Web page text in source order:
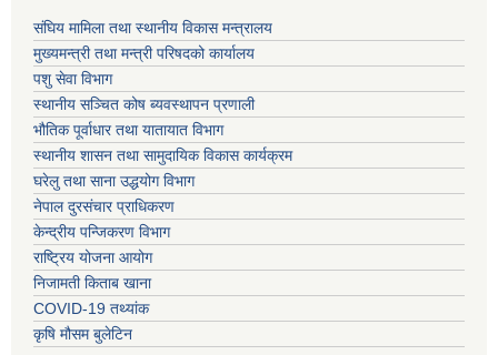
संघिय मामिला तथा स्थानीय विकास मन्त्रालय
मुख्यमन्त्री तथा मन्त्री परिषदको कार्यालय
पशु सेवा विभाग
स्थानीय सञ्चित कोष ब्यवस्थापन प्रणाली
भौतिक पूर्वाधार तथा यातायात विभाग
स्थानीय शासन तथा सामुदायिक विकास कार्यक्रम
घरेलु तथा साना उद्धयोग विभाग
नेपाल दुरसंचार प्राधिकरण
केन्द्रीय पन्जिकरण विभाग
राष्ट्रिय योजना आयोग
निजामती किताब खाना
COVID-19 तथ्यांक
कृषि मौसम बुलेटिन